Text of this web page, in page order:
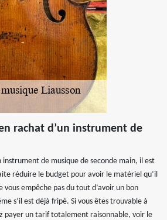
rachat d’un instrument de
instrument de musique de seconde main, il est
réduire le budget pour avoir le matériel qu’il
vous empêche pas du tout d’avoir un bon
s’il est déjà fripé. Si vous êtes trouvable à
payer un tarif totalement raisonnable, voir le